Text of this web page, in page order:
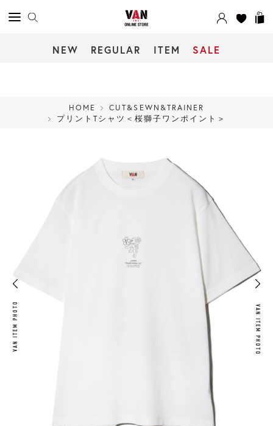
NEW REGULAR ITEM SALE
HOME
CUT&SEWN&TRAINER
プリントTシャツ＜桜獅子ワンポイント＞
VAN ITEM PHOTO
VAN ITEM PHOTO